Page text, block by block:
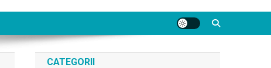
CATEGORII